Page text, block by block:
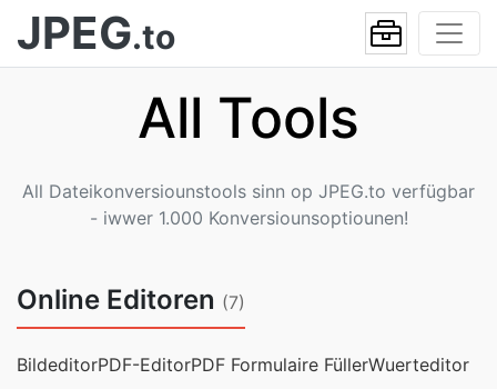
JPEG.to
All Tools
All Dateikonversiounstools sinn op JPEG.to verfügbar
- iwwer 1.000 Konversiounsoptiounen!
Online Editoren (7)
BildeditorPDF-EditorPDF Formulaire FüllerWuerteditor